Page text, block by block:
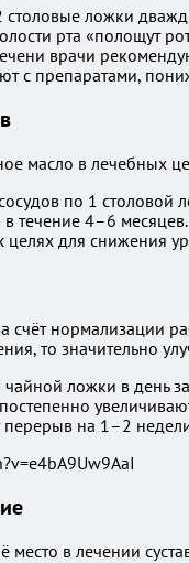
ложки
рта «полощут
врачи
с препаратами,
масло в лечебных
по 1 столовой
течение 4–6 месяцев.
целях для снижения
счёт
то значительно
ложки в день
на 1–2
место в лечении